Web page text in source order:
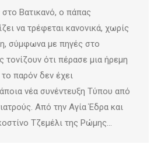
Βατικανό, ο πάπας
να τρέφεται κανονικά, χωρίς
σύμφωνα με πηγές στο
τονίζουν ότι πέρασε μια ήρεμη
παρόν δεν έχει
νέα συνέντευξη Τύπου από
Από την Αγία Έδρα και
Τζεμέλι της Ρώμης…